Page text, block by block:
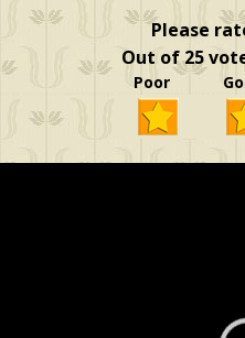
Please
Out of 25
Poor